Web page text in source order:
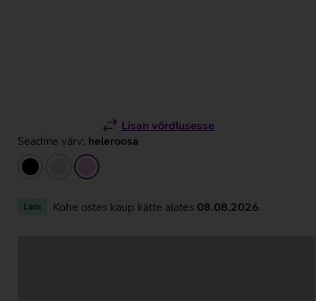
Lisan võrdlusesse
Seadme värv: heleroosa
must
hõbedaneheleroosa
Laos Kohe ostes kaup kätte alates 08.08.2026